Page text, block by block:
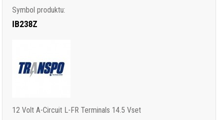
Symbol produktu:
IB238Z
12 Volt A-Circuit L-FR Terminals 14.5 Vset